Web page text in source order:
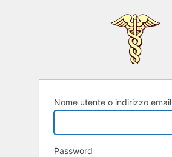
Nome utente o indirizzo email
Password